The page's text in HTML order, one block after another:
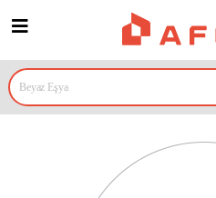
Prijava za članove